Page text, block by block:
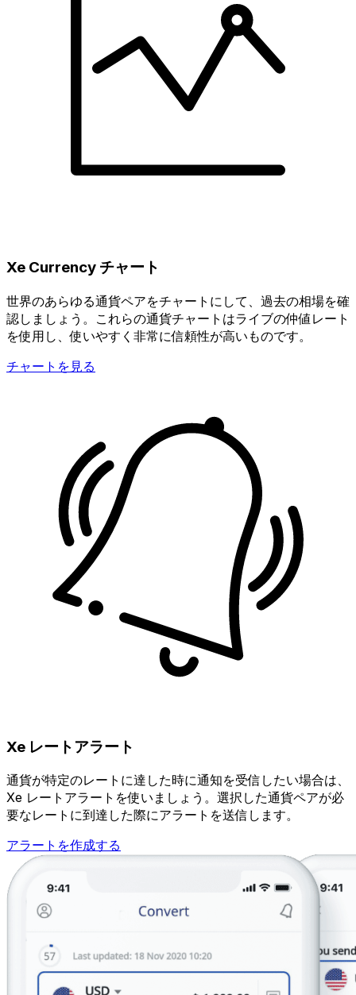
Xe Currency チャート
世界のあらゆる通貨ペアをチャートにして、過去の相場を確
認しましょう。これらの通貨チャートはライブの仲値レート
を使用し、使いやすく非常に信頼性が高いものです。
チャートを見る
Xe レートアラート
通貨が特定のレートに達した時に通知を受信したい場合は、
Xe レートアラートを使いましょう。選択した通貨ペアが必
要なレートに到達した際にアラートを送信します。
アラートを作成する